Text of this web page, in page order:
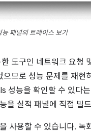
패널의 트레이스 보기
도구인 네트워크 요청
므로 성능 문제를 재현
능을 확인할 수 있다
을 실적 패널에 직접 빌
사용할 수 있습니다. 녹